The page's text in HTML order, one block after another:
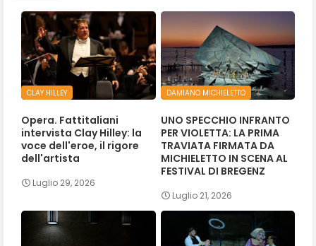
CLAY HILLEY
Opera. Fattitaliani
intervista Clay Hilley: la
voce dell'eroe, il rigore
dell'artista
Luglio 29, 2026
DAMIANO MICHIELETTO
UNO SPECCHIO INFRANTO
PER VIOLETTA: LA PRIMA
TRAVIATA FIRMATA DA
MICHIELETTO IN SCENA AL
FESTIVAL DI BREGENZ
Luglio 21, 2026